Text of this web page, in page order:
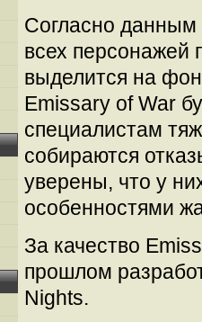
Согласно данным
всех персонажей
выделится на
Emissary of War
специалистам
собираются
уверены, что у
особенностями
За качество
прошлом
Nights.